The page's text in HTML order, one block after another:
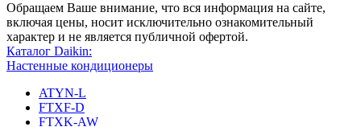
Обращаем Ваше внимание, что вся информация на сайте,
включая цены, носит исключительно ознакомительный
характер и не является публичной офертой.
Каталог Daikin:
Настенные кондиционеры
ATYN-L
FTXF-D
FTXK-AW